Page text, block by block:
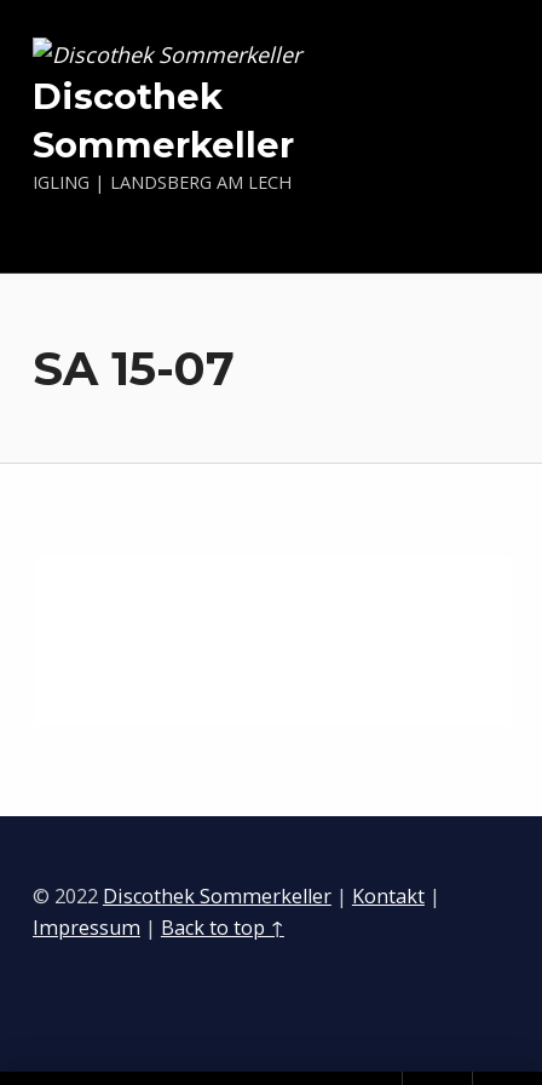
Discothek
Sommerkeller
IGLING | LANDSBERG AM LECH
SA 15-07
© 2022 Discothek Sommerkeller| Kontakt|
Impressum | Back to top ↑